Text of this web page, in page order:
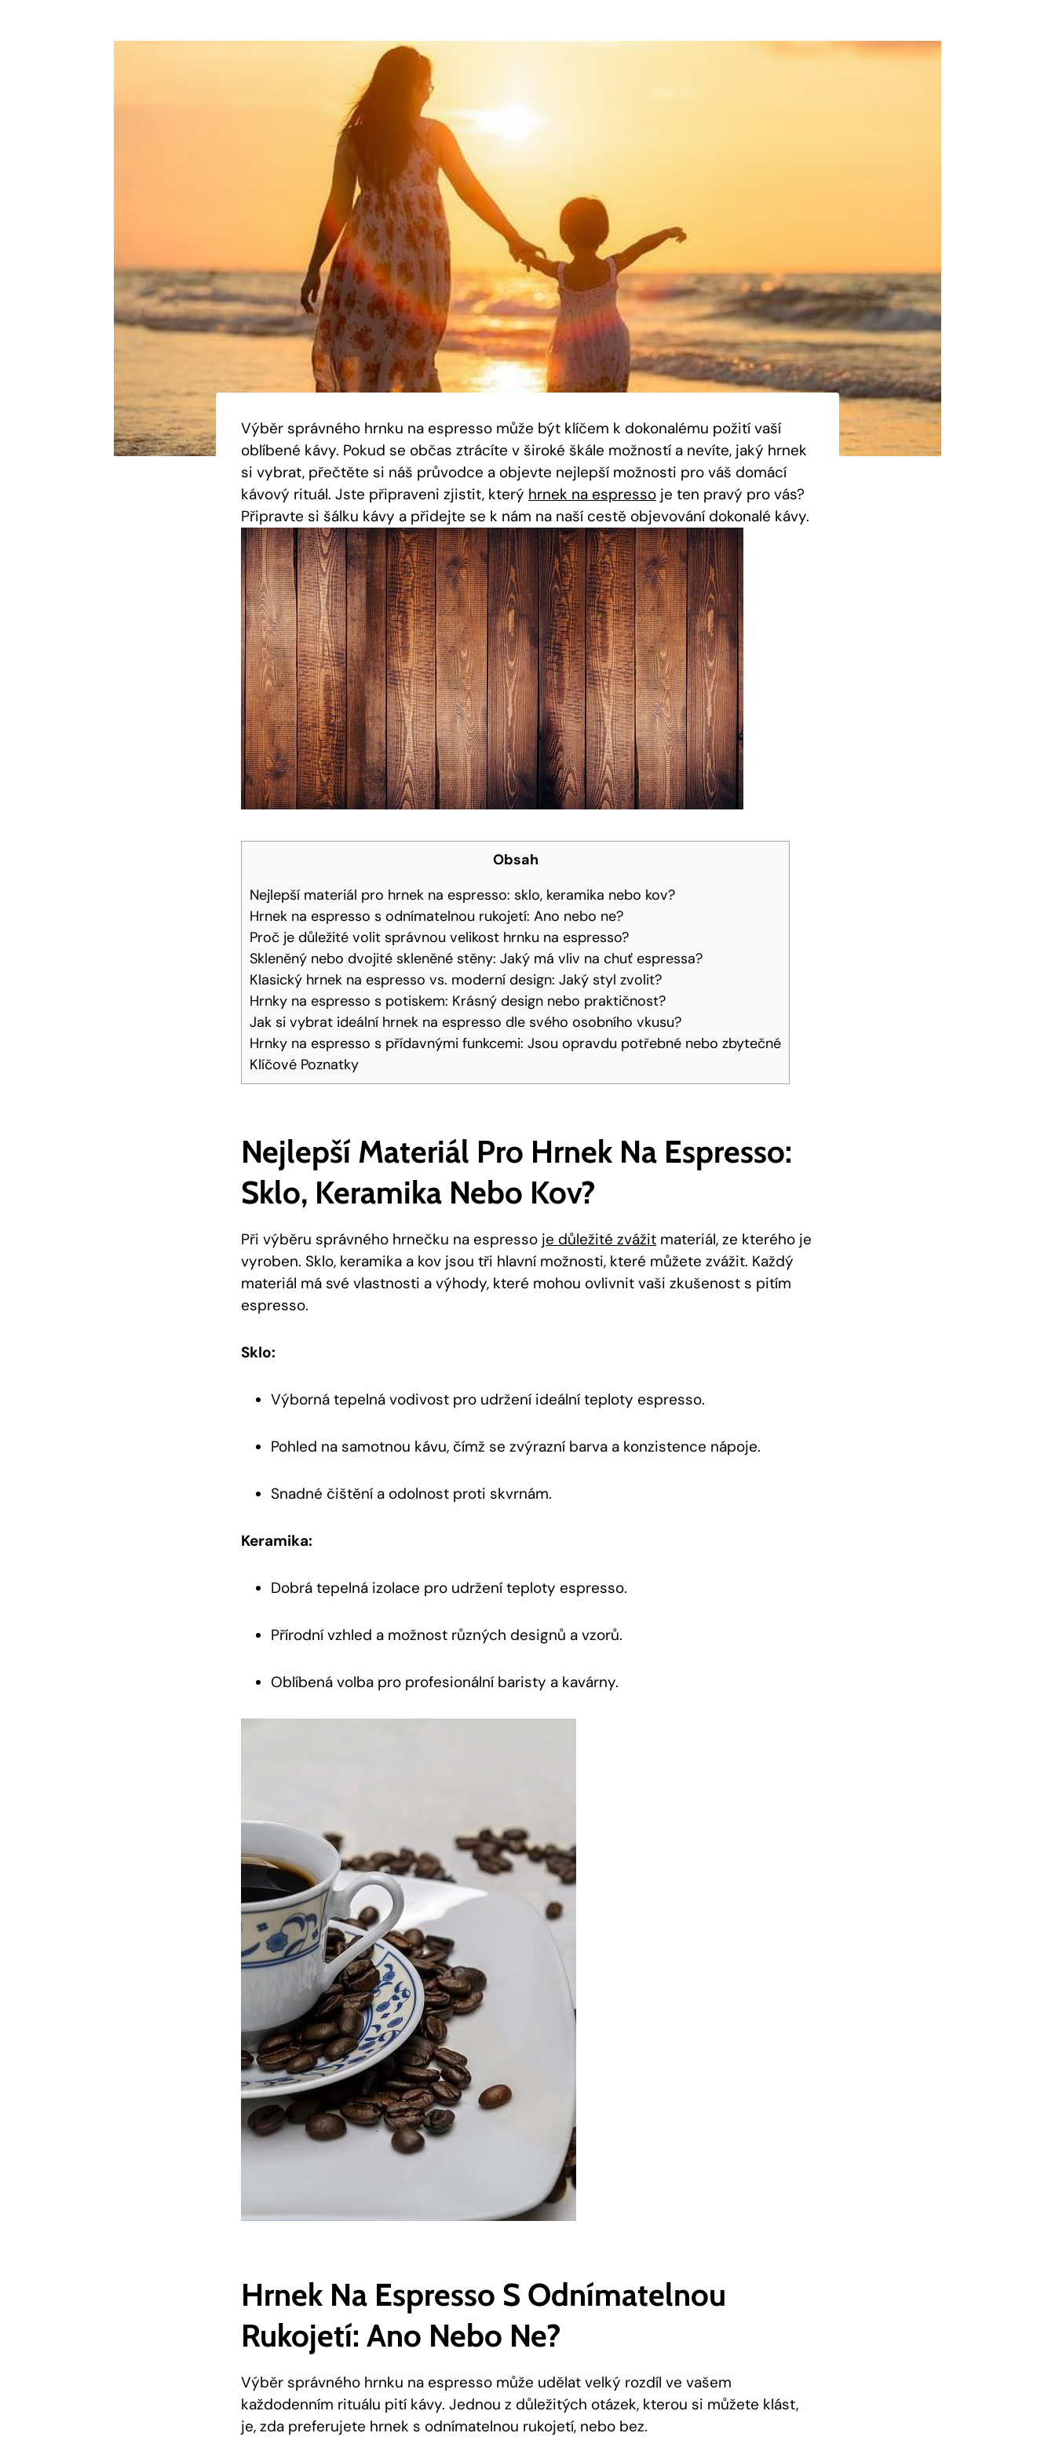
Výběr správného hrnku na espresso může být klíčem k dokonalému požití vaší
oblíbené kávy. Pokud se občas ztrácíte v široké škále možností a nevíte, jaký hrnek
si vybrat, přečtěte si náš průvodce a objevte nejlepší možnosti pro váš domácí
kávový rituál. Jste připraveni zjistit, který hrnek na espresso je ten pravý pro vás?
Připravte si šálku kávy a přidejte se k nám na naší cestě objevování dokonalé kávy.
Obsah
Nejlepší materiál pro hrnek na espresso: sklo, keramika nebo kov?
Hrnek na espresso s odnímatelnou rukojetí: Ano nebo ne?
Proč je důležité volit správnou velikost hrnku na espresso?
Skleněný nebo dvojité skleněné stěny: Jaký má vliv na chuť espressa?
Klasický hrnek na espresso vs. moderní design: Jaký styl zvolit?
Hrnky na espresso s potiskem: Krásný design nebo praktičnost?
Jak si vybrat ideální hrnek na espresso dle svého osobního vkusu?
Hrnky na espresso s přídavnými funkcemi: Jsou opravdu potřebné nebo zbytečné
Klíčové Poznatky
Nejlepší Materiál Pro Hrnek Na Espresso:
Sklo, Keramika Nebo Kov?
Při výběru správného hrnečku na espresso je důležité zvážit materiál, ze kterého je
vyroben. Sklo, keramika a kov jsou tři hlavní možnosti, které můžete zvážit. Každý
materiál má své vlastnosti a výhody, které mohou ovlivnit vaši zkušenost s pitím
espresso.
Sklo:
Výborná tepelná vodivost pro udržení ideální teploty espresso.
Pohled na samotnou kávu, čímž se zvýrazní barva a konzistence nápoje.
Snadné čištění a odolnost proti skvrnám.
Keramika:
Dobrá tepelná izolace pro udržení teploty espresso.
Přírodní vzhled a možnost různých designů a vzorů.
Oblíbená volba pro profesionální baristy a kavárny.
Hrnek Na Espresso S Odnímatelnou
Rukojetí: Ano Nebo Ne?
Výběr správného hrnku na espresso může udělat velký rozdíl ve vašem
každodenním rituálu pití kávy. Jednou z důležitých otázek, kterou si můžete klást,
je, zda preferujete hrnek s odnímatelnou rukojetí, nebo bez.